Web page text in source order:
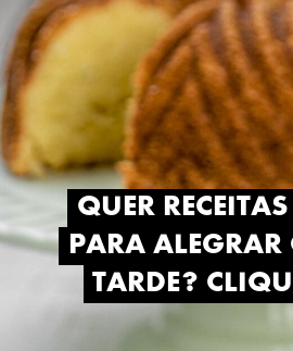
QUER
PARA ALEGRAR
TARDE?
QUER
PARA ALEGRAR
TARDE?